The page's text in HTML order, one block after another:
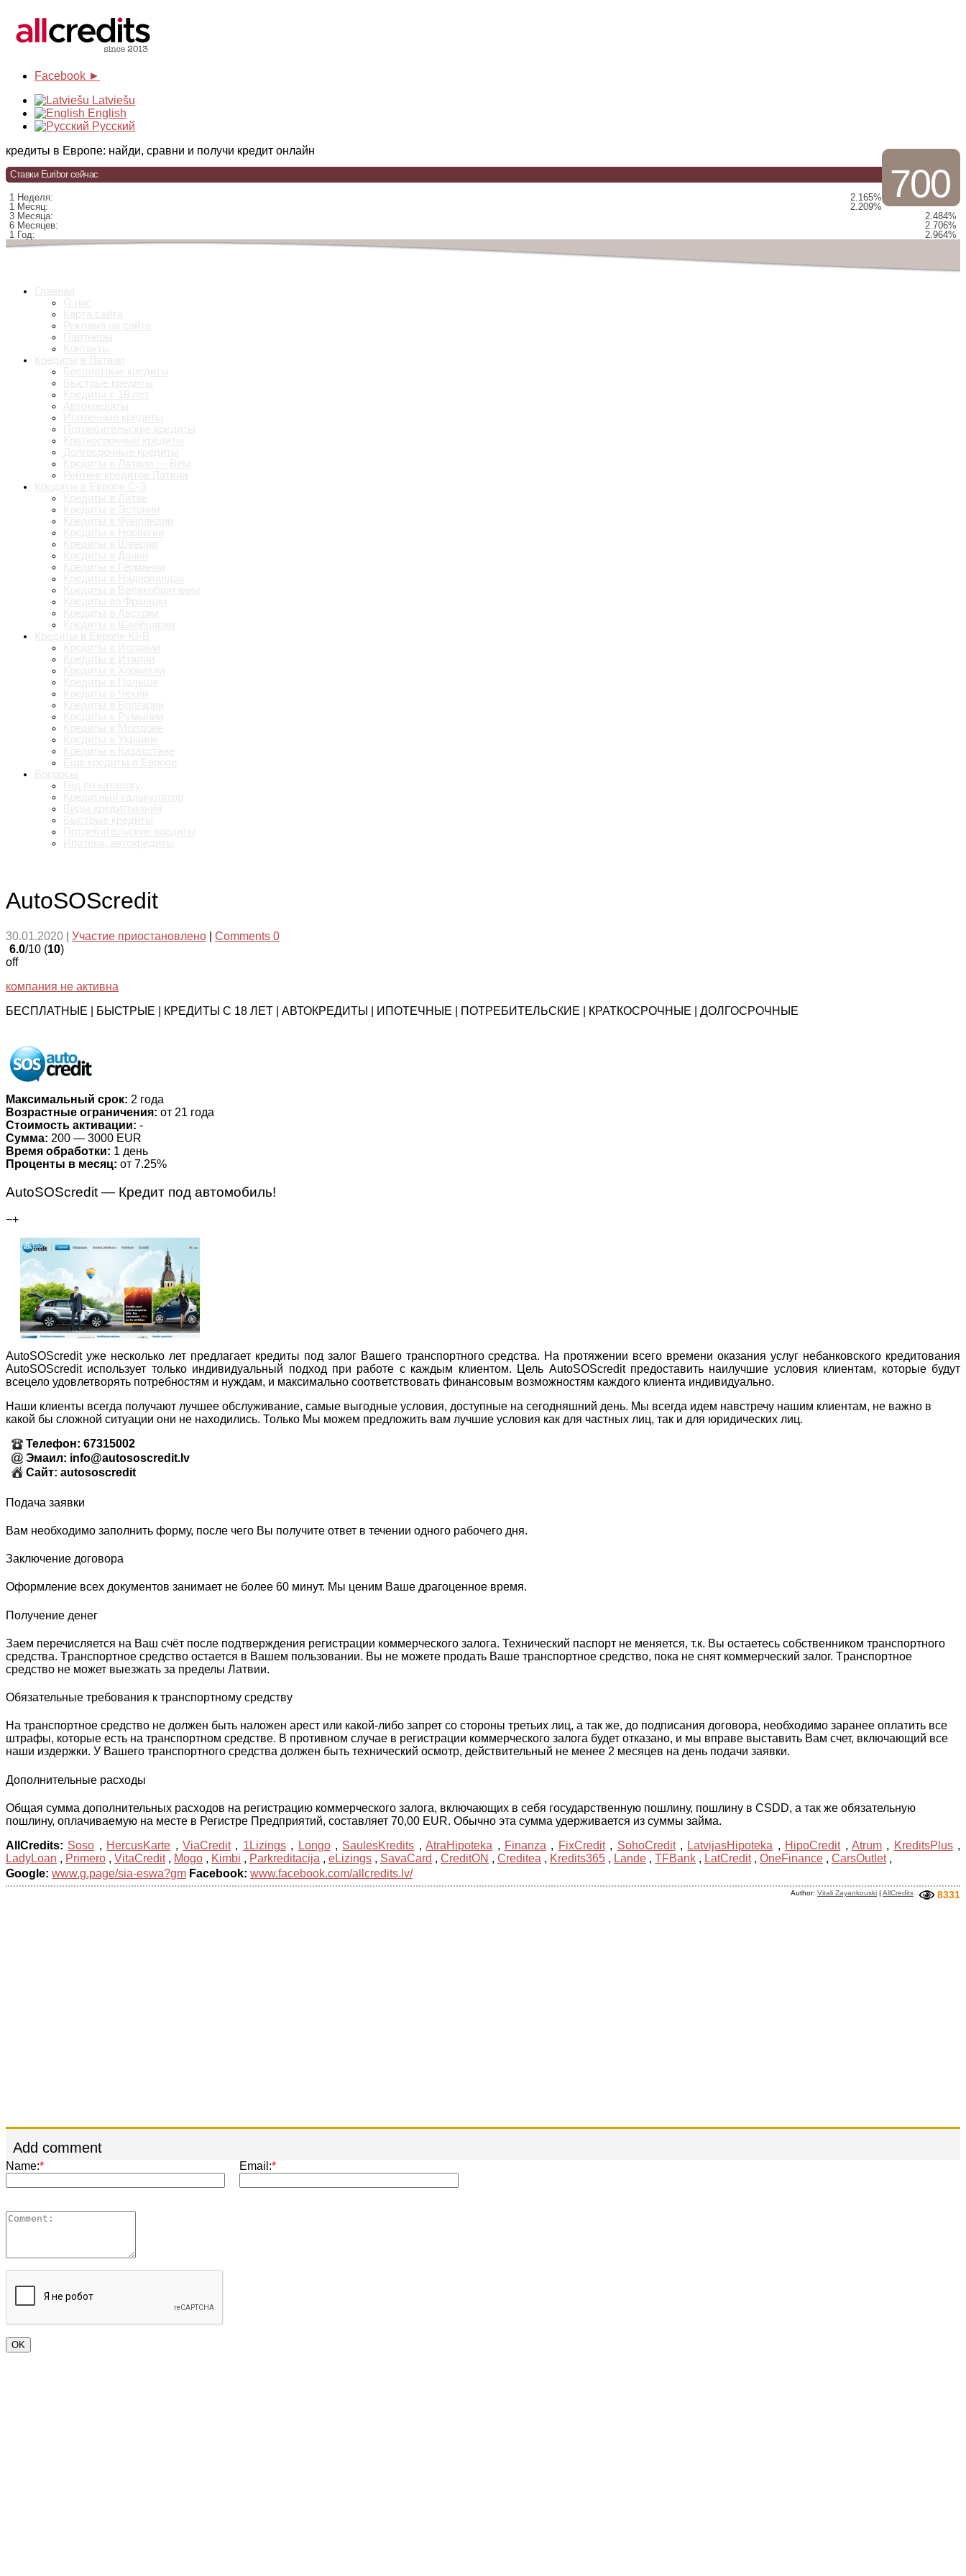
Facebook ►
Latviešu
English
Русский
700
кредиты в Европе: найди, сравни и получи кредит онлайн
Ставки Euribor сейчас
1 Неделя:
2.165%
1 Месяц:
2.209%
3 Месяца:
2.484%
6 Месяцев:
2.706%
1 Год:
2.964%
AutoSOScredit
30.01.2020 Участие приостановлено
Comments 0
6.0/10 (10)
off
компания не активна
БЕСПЛАТНЫЕ | БЫСТРЫЕ | КРЕДИТЫ С 18 ЛЕТ | АВТОКРЕДИТЫ | ИПОТЕЧНЫЕ | ПОТРЕБИТЕЛЬСКИЕ | КРАТКОСРОЧНЫЕ | ДОЛГОСРОЧНЫЕ
Максимальный срок: 2 года
Возрастные ограничения: от 21 года
Стоимость активации: -
Сумма: 200 — 3000 EUR
Время обработки: 1 день
Проценты в месяц: от 7.25%
AutoSOScredit — Кредит под автомобиль!
−+
AutoSOScredit уже несколько лет предлагает кредиты под залог Вашего транспортного средства. На протяжении всего времени оказания услуг небанковского кредитования
AutoSOScredit использует только индивидуальный подход при работе с каждым клиентом. Цель AutoSOScredit предоставить наилучшие условия клиентам, которые будут
всецело удовлетворять потребностям и нуждам, и максимально соответствовать финансовым возможностям каждого клиента индивидуально.
Наши клиенты всегда получают лучшее обслуживание, самые выгодные условия, доступные на сегодняшний день. Мы всегда идем навстречу нашим клиентам, не важно в
какой бы сложной ситуации они не находились. Только Мы можем предложить вам лучшие условия как для частных лиц, так и для юридических лиц.
Телефон: 67315002
Эмаил: info@autososcredit.lv
Сайт: autososcredit
Подача заявки
Вам необходимо заполнить форму, после чего Вы получите ответ в течении одного рабочего дня.
Заключение договора
Оформление всех документов занимает не более 60 минут. Мы ценим Ваше драгоценное время.
Получение денег
Заем перечисляется на Ваш счёт после подтверждения регистрации коммерческого залога. Технический паспорт не меняется, т.к. Вы остаетесь собственником транспортного
средства. Tранспортное средство остается в Вашем пользовании. Вы не можете продать Ваше транспортное средство, пока не снят коммерческий залог. Tранспортное
средство не может выезжать за пределы Латвии.
Обязательные требования к транспортному средству
На транспортное средство не должен быть наложен арест или какой-либо запрет со стороны третьих лиц, а так же, до подписания договора, необходимо заранее оплатить все
штрафы, которые есть на транспортном средстве. В противном случае в регистрации коммерческого залога будет отказано, и мы вправе выставить Вам счет, включающий все
наши издержки. У Вашего транспортного средства должен быть технический осмотр, действительный не менее 2 месяцев на день подачи заявки.
Дополнительные расходы
Общая сумма дополнительных расходов на регистрацию коммерческого залога, включающих в себя государственную пошлину, пошлину в CSDD, а так же обязательную
пошлину, оплачиваемую на месте в Регистре Предприятий, составляет 70,00 EUR. Обычно эта сумма удерживается из суммы займа.
AllCredits: Soso , HercusKarte , ViaCredit, 1Lizings, Longo, SaulesKredits ,AtraHipoteka , Finanza , FixCredit, SohoCredit, LatvijasHipoteka , HipoCredit, Atrum, KreditsPlus,
LadyLoan , Primero , VitaCredit, Mogo , Kimbi , Parkreditacija , eLizings , SavaCard , CreditON , Creditea , Kredits365 , Lande , TFBank , LatCredit, OneFinance , CarsOutlet,
Google: www.g.page/sia-eswa?gm Facebook: www.facebook.com/allcredits.lv/
8331
Author: Vitali Zayankouski | AllCredits
Add comment
Name:* Email:*